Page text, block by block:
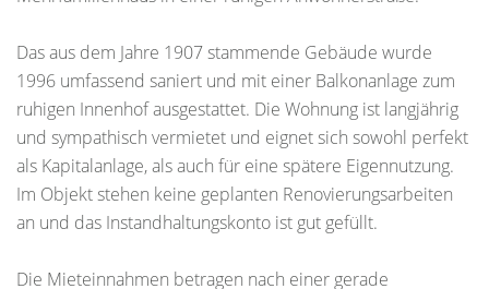
Das aus dem Jahre 1907 stammende Gebäude wurde
1996 umfassend saniert und mit einer Balkonanlage zum
ruhigen Innenhof ausgestattet. Die Wohnung ist langjährig
und sympathisch vermietet und eignet sich sowohl perfekt
als Kapitalanlage, als auch für eine spätere Eigennutzung.
Im Objekt stehen keine geplanten Renovierungsarbeiten
an und das Instandhaltungskonto ist gut gefüllt.
Die Mieteinnahmen betragen nach einer gerade